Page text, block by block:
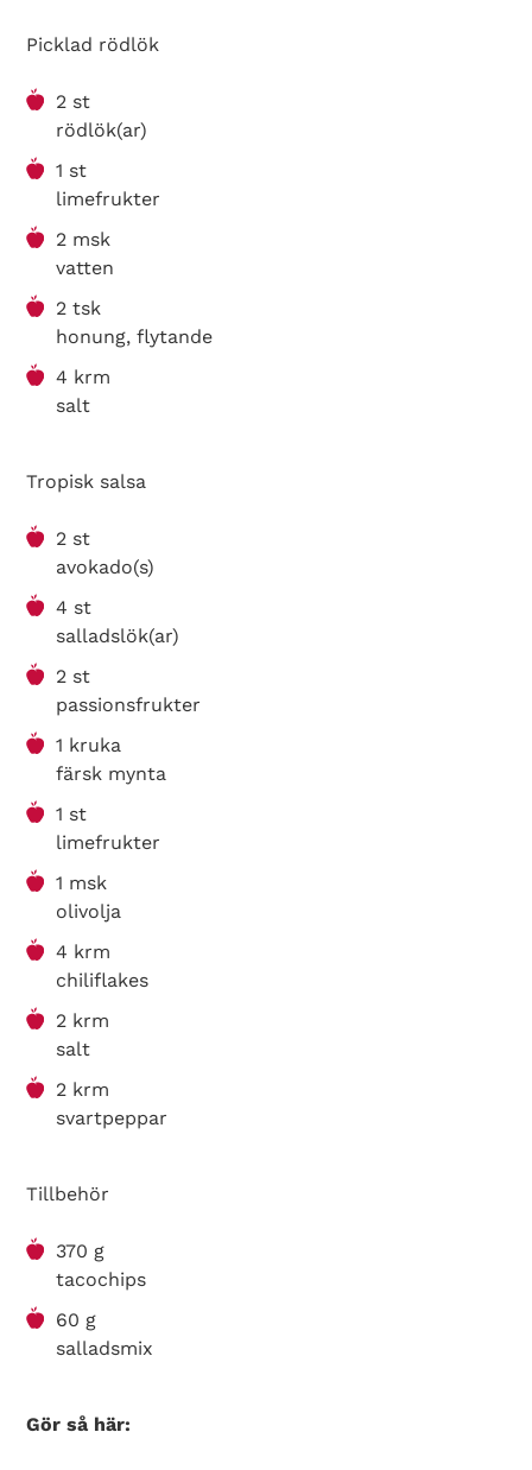
Picklad rödlök
2 st
rödlök(ar)
1 st
limefrukter
2 msk
vatten
2 tsk
honung, flytande
4 krm
salt
Tropisk salsa
2 st
avokado(s)
4 st
salladslök(ar)
2 st
passionsfrukter
1 kruka
färsk mynta
1 st
limefrukter
1 msk
olivolja
4 krm
chiliflakes
2 krm
salt
2 krm
svartpeppar
Tillbehör
370 g
tacochips
60 g
salladsmix
Gör så här: